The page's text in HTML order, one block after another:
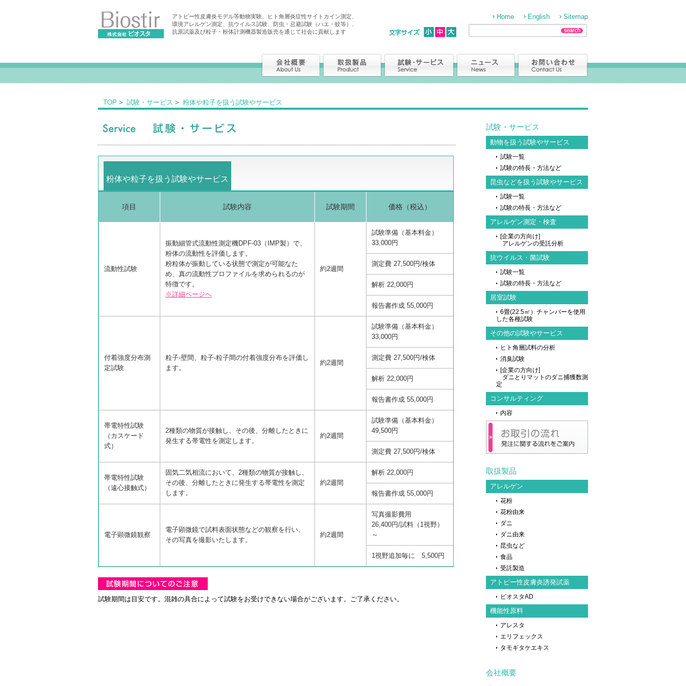
アトピー性皮膚炎モデル等動物実験、ヒト角層炎症性サイトカイン測定、
環境アレルゲン測定、抗ウイルス試験、防虫・忌避試験（ハエ・蚊等）、
抗原試薬及び粒子・粉体計測機器製造販売を通じて社会に貢献します
Home English Sitemap
TOP 試験・サービス 粉体や粒子を扱う試験やサービス
粉体や粒子を扱う試験やサービス
項目 試験内容 試験期間 価格（税込）
流動性試験
振動細管式流動性測定機DPF-03（IMP製）で、
粉体の流動性を評価します。
粉粒体が振動している状態で測定が可能なた
め、真の流動性プロファイルを求められるのが
特徴です。
※詳細ページへ
約2週間
試験準備（基本料金）
33,000円
測定費 27,500円/検体
解析 22,000円
報告書作成 55,000円
付着強度分布測
定試験
粒子-壁間、粒子-粒子間の付着強度分布を評価し
ます。
約2週間
試験準備（基本料金）
33,000円
測定費 27,500円/検体
解析 22,000円
報告書作成 55,000円
帯電特性試験
（カスケード
式）
2種類の物質が接触し、その後、分離したときに
発生する帯電性を測定します。
約2週間
試験準備（基本料金）
49,500円
測定費 27,500円/検体
帯電特性試験
（遠心接触式）
固気二気相流において、2種類の物質が接触し、
その後、分離したときに発生する帯電性を測定
します。
約2週間
解析 22,000円
報告書作成 55,000円
電子顕微鏡観察
電子顕微鏡で試料表面状態などの観察を行い、
その写真を撮影いたします。
約2週間
写真撮影費用
26,400円/試料（1視野）
～
1視野追加毎に 5,500円
試験期間は目安です。混雑の具合によって試験をお受けできない場合がございます。ご了承ください。
試験・サービス
動物を扱う試験やサービス
試験一覧
試験の特長・方法など
昆虫などを扱う試験やサービス
試験一覧
試験の特長・方法など
アレルゲン測定・検査
[企業の方向け]
アレルゲンの受託分析
抗ウイルス・菌試験
試験一覧
試験の特長・方法など
居室試験
6畳(22.5㎡）チャンバーを使用
した各種試験
その他の試験やサービス
ヒト角層試料の分析
消臭試験
[企業の方向け]
ダニとりマットのダニ捕獲数測
定
コンサルティング
内容
取扱製品
アレルゲン
花粉
花粉由来
ダニ
ダニ由来
昆虫など
食品
受託製造
アトピー性皮膚炎誘発試薬
ビオスタAD
機能性原料
アレスタ
エリフェックス
タモギタケエキス
会社概要